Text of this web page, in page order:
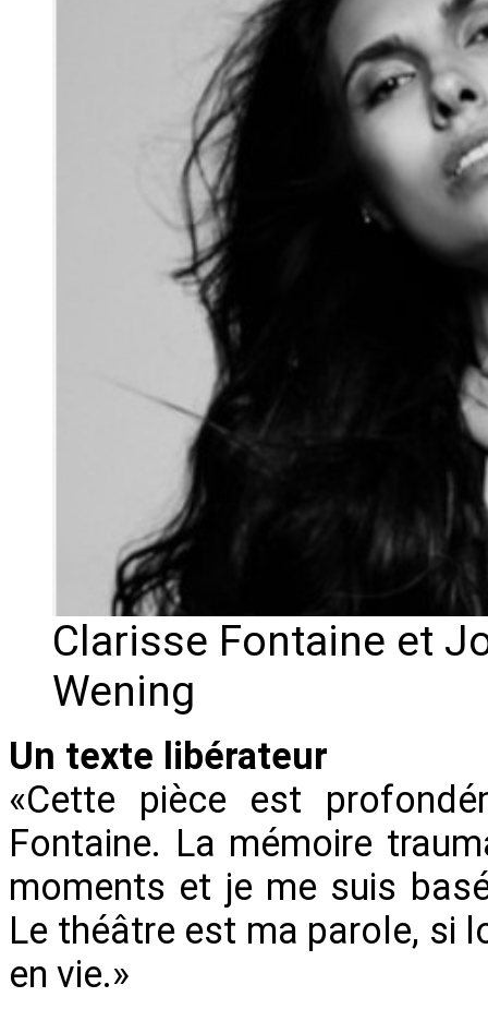
Clarisse Fontaine et
Wening
Un texte libérateur
«Cette pièce est
Fontaine. La mémoire
moments et je me suis
Le théâtre est ma parole, si
en vie.»